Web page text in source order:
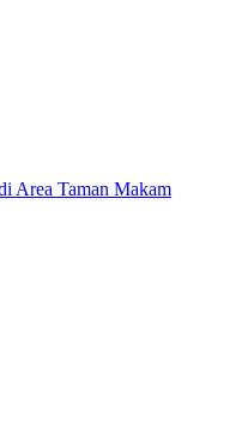
Area Taman Makam